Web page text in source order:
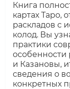
Книга
картах Таро,
раскладов с
колод. Вы
практики
особенности
и Казановы,
сведения о
конкретных